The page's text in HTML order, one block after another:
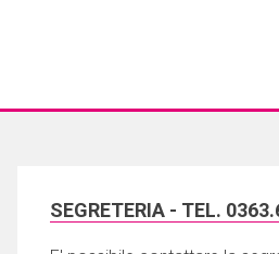
SEGRETERIA - TEL.